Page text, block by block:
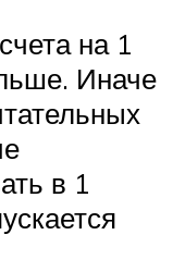
на 1
Иначе
в 1